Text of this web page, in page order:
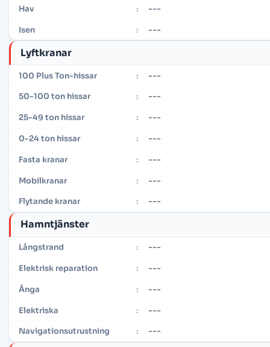
Hav : ---
Isen : ---
Lyftkranar
100 Plus Ton-hissar : ---
50-100 ton hissar : ---
25-49 ton hissar : ---
0-24 ton hissar : ---
Fasta kranar : ---
Mobilkranar : ---
Flytande kranar : ---
Hamntjänster
Långstrand : ---
Elektrisk reparation : ---
Ånga : ---
Elektriska : ---
Navigationsutrustning : ---